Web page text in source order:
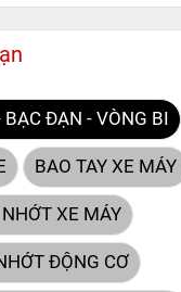
hảo được thiết kế dành
mã" này. Với
Free)
toàn không cần bảo
dưỡng.
BẠC ĐẠN - VÒNG BI
BAO TAY XE MÁY
NHỚT XE MÁY
ĐỘNG CƠ